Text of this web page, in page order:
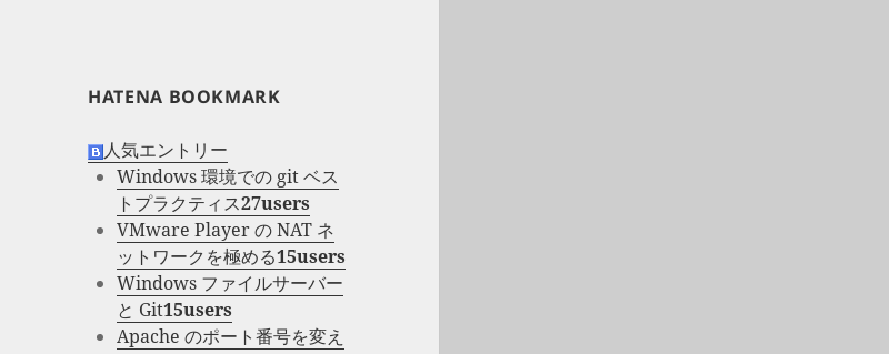
HATENA BOOKMARK
人気エントリー
Windows 環境での git ベス
トプラクティス27users
VMware Player の NAT ネ
ットワークを極める15users
Windows ファイルサーバー
と Git15users
Apache のポート番号を変え